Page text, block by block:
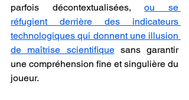
parfois décontextualisées, ou se
réfugient derrière des indicateurs
technologiques qui donnent une illusion
de maîtrise scientifique sans garantir
une compréhension fine et singulière du
joueur.